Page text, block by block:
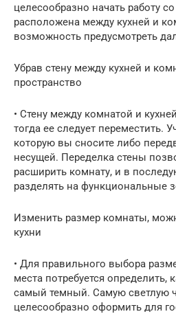
целесообразно начать работу
расположена между кухней и
возможность предусмотреть
Убрав стену между кухней и
пространство
• Стену между комнатой и
тогда ее следует переместить.
которую вы сносите либо
несущей. Переделка стены
расширить комнату, и в
разделять на функциональные
Изменить размер комнаты,
кухни
• Для правильного выбора
места потребуется определить,
самый темный. Самую светлую
целесообразно оформить для